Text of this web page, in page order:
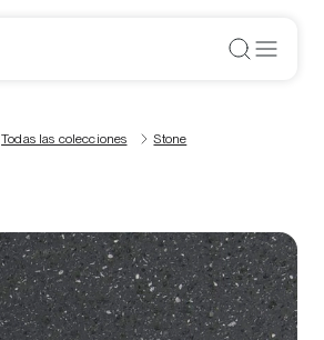
Todas las colecciones
Stone